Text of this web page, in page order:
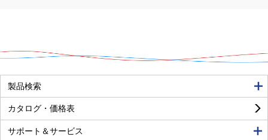
製品検索
カタログ・価格表
サポート＆サービス